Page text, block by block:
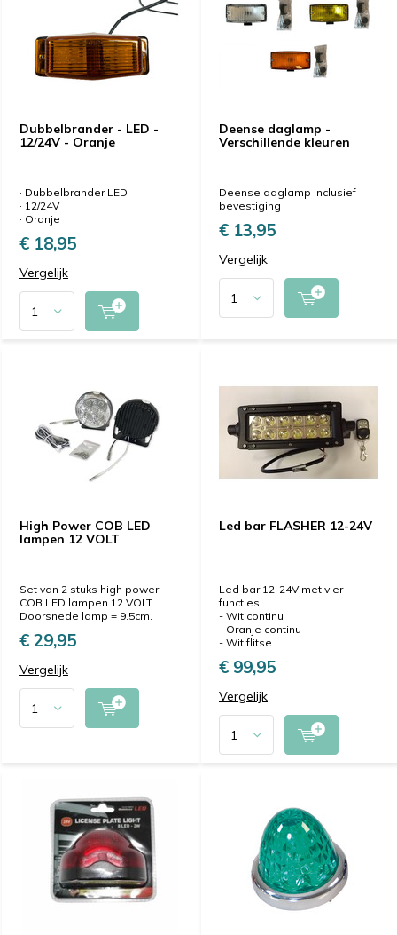
Dubbelbrander - LED -
12/24V - Oranje
· Dubbelbrander LED
· 12/24V
· Oranje
€ 18,95
Vergelijk
Deense daglamp -
Verschillende kleuren
Deense daglamp inclusief
bevestiging
€ 13,95
Vergelijk
High Power COB LED
lampen 12 VOLT
Set van 2 stuks high power
COB LED lampen 12 VOLT.
Doorsnede lamp = 9.5cm.
€ 29,95
Vergelijk
Led bar FLASHER 12-24V
Led bar 12-24V met vier
functies:
- Wit continu
- Oranje continu
- Wit flitse...
€ 99,95
Vergelijk